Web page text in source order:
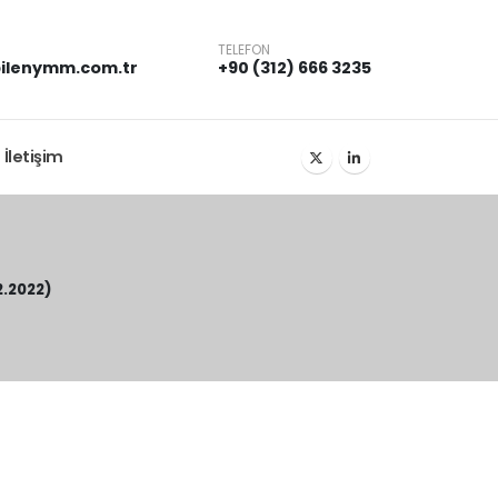
TELEFON
+90 (312) 666 3235
İletişim